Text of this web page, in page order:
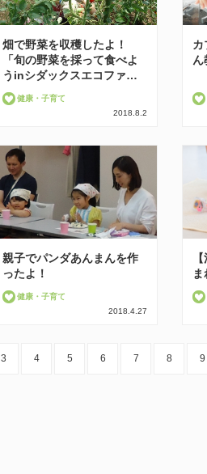
畑で野菜を収穫したよ！
「旬の野菜を採って食べよ
うinシダックスエコファ…
健康・子育て
2018.8.2
カ
ん
親子でパンダあんまんを作
ったよ！
健康・子育て
2018.4.27
3 4 5 6 7 8 9